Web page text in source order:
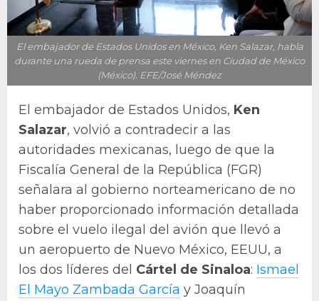
El embajador de Estados Unidos en México, Ken Salazar, habla
durante una rueda de prensa este viernes en Ciudad de México
(México). EFE/José Méndez
El embajador de Estados Unidos, Ken
Salazar, volvió a contradecir a las
autoridades mexicanas, luego de que la
Fiscalía General de la República (FGR)
señalara al gobierno norteamericano de no
haber proporcionado información detallada
sobre el vuelo ilegal del avión que llevó a
un aeropuerto de Nuevo México, EEUU, a
los dos líderes del Cártel de Sinaloa: Ismael
El Mayo Zambada García y Joaquín